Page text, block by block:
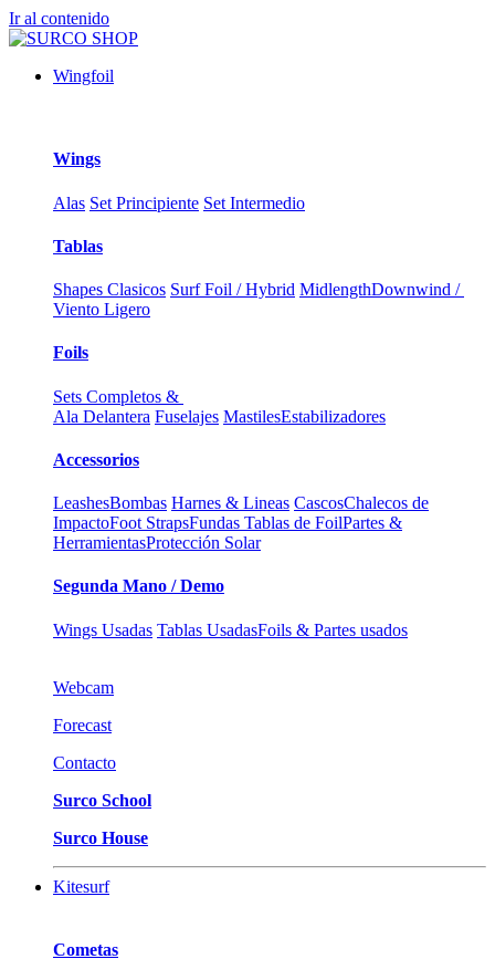
Ir al contenido
Wingfoil
Wings
Alas Set Principiente Set Intermedio
Tablas
Shapes Clasicos Surf Foil / Hybrid MidlengthDownwind /
Viento Ligero
Foils
Sets Completos &
Ala Delantera Fuselajes MastilesEstabilizadores
Accessorios
LeashesBombas Harnes & Lineas CascosChalecos de
ImpactoFoot StrapsFundas Tablas de FoilPartes &
HerramientasProtección Solar
Segunda Mano / Demo
Wings Usadas Tablas UsadasFoils & Partes usados
Webcam
Forecast
Contacto
Surco School
Surco House
Kitesurf
Cometas